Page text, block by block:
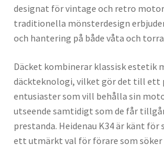
designat för vintage och retro
traditionella mönsterdesign
och hantering på både våta och torra
Däcket kombinerar klassisk estetik
däckteknologi, vilket gör det till ett
entusiaster som vill behålla sin
utseende samtidigt som de får
prestanda. Heidenau K34 är känt
ett utmärkt val för förare som